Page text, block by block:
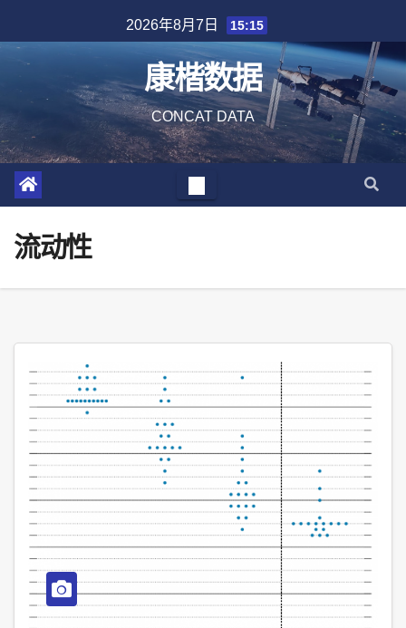
to
content
2026年8月7日 15:15
康楷数据
CONCAT DATA
流动性